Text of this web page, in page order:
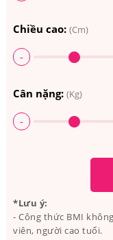
Chiều cao: (Cm)
-
Cân nặng: (Kg)
-
*Lưu ý:
- Công thức BMI
viên, người cao tuổi.